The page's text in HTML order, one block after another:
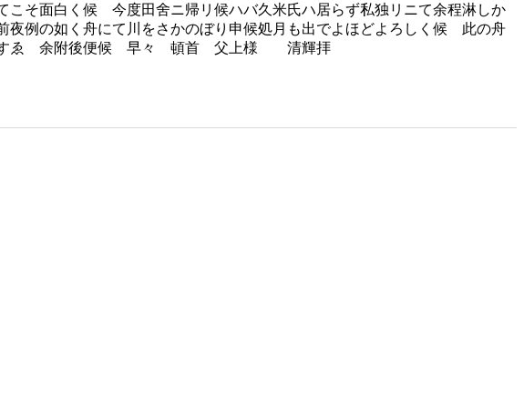
そ面白く候 今度田舍ニ帰リ候ハバ久米氏ハ居らず私独リニて余程淋しか
例の如く舟にて川をさかのぼり申候処月も出でよほどよろしく候 此の舟
行すゑ 余附後便候 早々 頓首 父上様 清輝拝